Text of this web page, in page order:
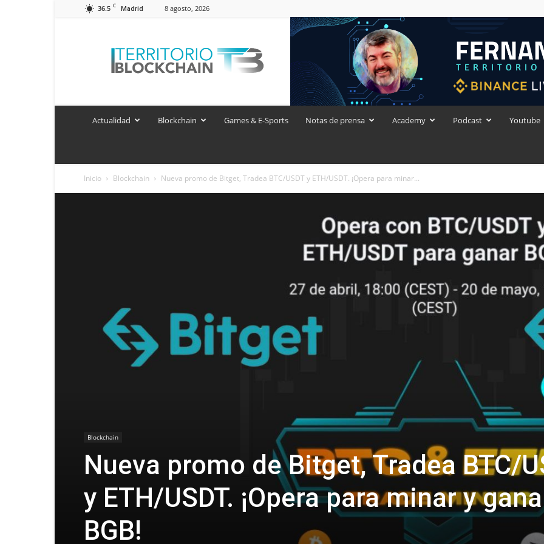
36.5 C Madrid 8 agosto, 2026
Blockchain
Actualidad Blockchain Games & E-Sports Notas de prensa Academy Podcast Youtube
Inicio Blockchain Nueva promo de Bitget, Tradea BTC/USDT y ETH/USDT. ¡Opera para minar...
Blockchain
Nueva promo de Bitget, Tradea BTC/
y ETH/USDT. ¡Opera para minar y gana
BGB!